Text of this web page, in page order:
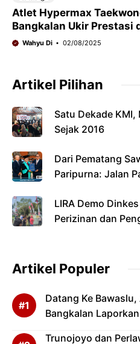
Atlet Hypermax
Bangkalan Ukir Prestasi
Walikota Surabaya
Wahyu Di 02/08/2025
Artikel Pilihan
Satu Dekade KMI,
Sejak 2016
Dari Pematang
Paripurna: Jalan
LIRA Demo
Perizinan dan
Artikel Populer
Datang Ke
Bangkalan
Trunojoyo dan